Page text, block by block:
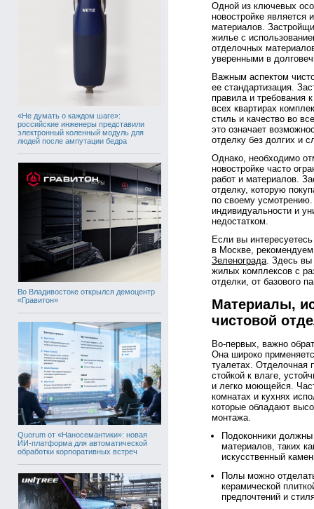
«Не думать о каждом шаге»:
российские инженеры представили
электронный коленный модуль для
людей после ампутации бедра
Во Владивостоке открылся демоцентр
«Гравитон»
Quorum от «Наносемантики»: новая
ИИ-платформа для автоматической
обработки корпоративных встреч
Одной из ключевых
новостройке является
материалов.
жилье с
отделочных
уверенными в
Важным аспектом
ее стандартизация.
правила и требования
всех квартирах
стиль и качество во
это означает
отделку без долгих и
Однако, необходимо
новостройке часто
работ и материалов.
отделку, которую
по своему
индивидуальности и
недостатком.
Если вы
в Москве,
Зеленограда. Здесь вы
жилых комплексов с
отделки, от базового
Материалы,
чистовой
Во-первых, важно
Она широко
туалетах. Отделочная
стойкой к влаге,
и легко моющейся.
комнатах и кухнях
которые обладают
монтажа.
Подоконники
материалов, таких
искусственный
Полы можно
керамической
предпочтений и